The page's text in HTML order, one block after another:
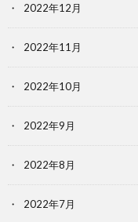
2022年12月
2022年11月
2022年10月
2022年9月
2022年8月
2022年7月